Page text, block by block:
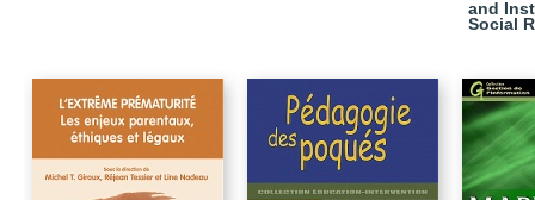
and
Social